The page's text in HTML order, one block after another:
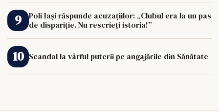
Poli Iași răspunde acuzațiilor: „Clubul era la un pas
de dispariție. Nu rescrieți istoria!”
Scandal la vârful puterii pe angajările din Sănătate